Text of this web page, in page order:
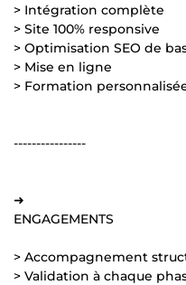
> Intégration complète
> Site 100% responsive
> Optimisation SEO de
> Mise en ligne
> Formation
----------------
➜
ENGAGEMENTS
> Accompagnement
> Validation à chaque